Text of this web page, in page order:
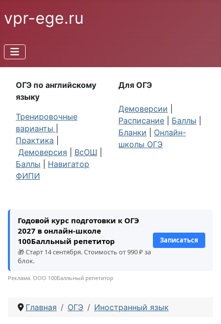
vpr-ege.ru
ОГЭ по английскому
языку
Тренировочные
варианты
Практика
Демоверсия
ВсОШ
Баллы
Навигатор
ФИПИ
Для ОГЭ
Демоверсии
Расписание
Баллы
Бланки
Онлайн-
школы ОГЭ
Годовой курс подготовки к ОГЭ
2027 в онлайн-школе
100Балльный репетитор
🎁 Старт 14 сентября. Стоимость от 990 ₽ за
блок.
Записаться
Реклама. ООО 100Балльный репетитор
Главная ОГЭ Иностранный язык